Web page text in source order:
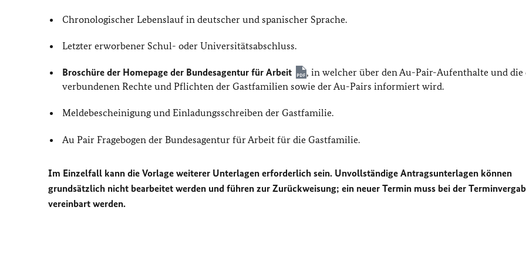
Chronologischer Lebenslauf in deutscher und spanischer Sprache.
Letzter erworbener Schul- oder Universitätsabschluss.
Broschüre der Homepage der Bundesagentur für Arbeit
, in welcher über den Au-Pair-Aufenthalte und
verbundenen Rechte und Pflichten der Gastfamilien sowie der Au-Pairs informiert wird.
Meldebescheinigung und Einladungsschreiben der Gastfamilie.
Au Pair Fragebogen der Bundesagentur für Arbeit für die Gastfamilie.
Im Einzelfall kann die Vorlage weiterer Unterlagen erforderlich sein. Unvollständige Antragsunterlagen können
grundsätzlich nicht bearbeitet werden und führen zur Zurückweisung; ein neuer Termin muss bei der
vereinbart werden.